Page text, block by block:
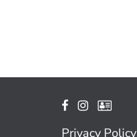
Privacy Policy